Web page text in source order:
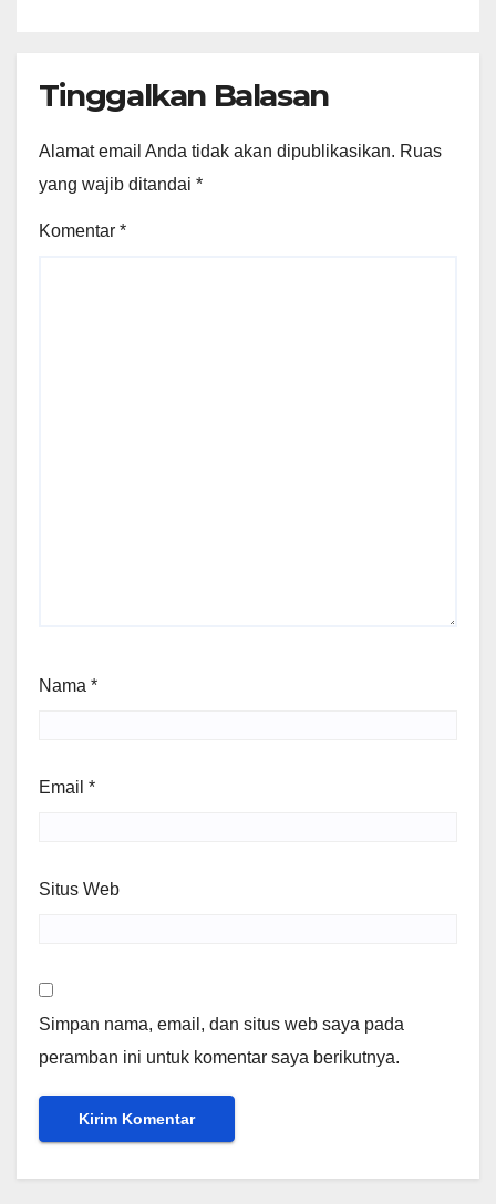
Tinggalkan Balasan
Alamat email Anda tidak akan dipublikasikan. Ruas
yang wajib ditandai *
Komentar *
Nama *
Email *
Situs Web
Simpan nama, email, dan situs web saya pada
peramban ini untuk komentar saya berikutnya.